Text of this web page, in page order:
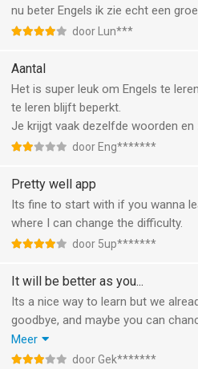
nu beter Engels ik zie echt een
door Lun***
Aantal
Het is super leuk om Engels te
te leren blijft beperkt.
Je krijgt vaak dezelfde woorden en
door Eng*******
Pretty well app
Its fine to start with if you wanna
where I can change the difficulty.
door 5up*******
It will be better as you...
Its a nice way to learn but we
goodbye, and maybe you can
don’t understand it you can click
not when you thinking about it.
Meer
door Gek*******